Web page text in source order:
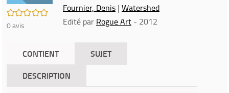
/5
0avis
Fournier, Denis | Watershed
Edité par Rogue Art - 2012
CONTIENT
SUJET
DESCRIPTION